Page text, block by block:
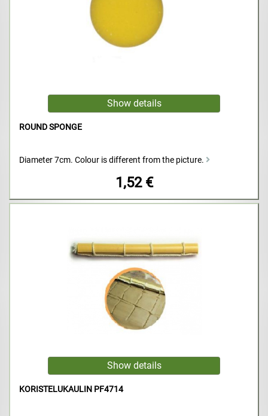
ROUND SPONGE
Diameter 7cm. Colour is different from the picture.
1,52 €
KORISTELUKAULIN PF4714